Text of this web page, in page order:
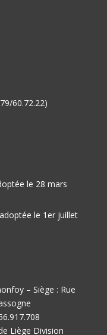
60.72.22)
le 28 mars
le 1er juillet
– Siège : Rue
Liège Division